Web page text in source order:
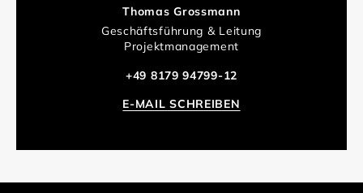
Thomas Grossmann
Geschäftsführung & Leitung
Projektmanagement
+49 8179 94799-12
E-MAIL SCHREIBEN